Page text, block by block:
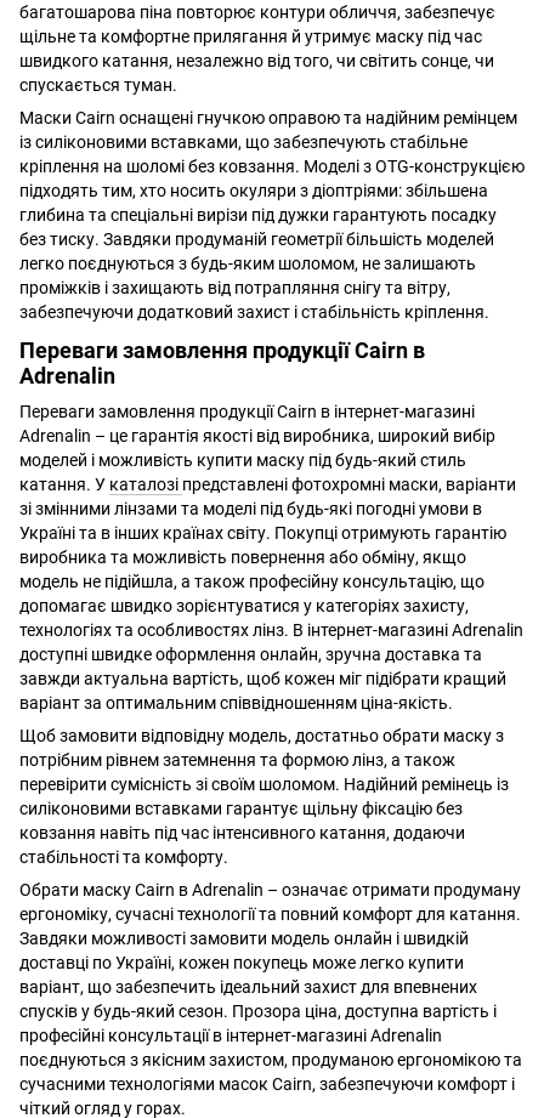
багатошарова піна повторює контури обличчя, забезпечує
щільне та комфортне прилягання й утримує маску під час
швидкого катання, незалежно від того, чи світить сонце, чи
спускається туман.
Маски Cairn оснащені гнучкою оправою та надійним ремінцем
із силіконовими вставками, що забезпечують стабільне
кріплення на шоломі без ковзання. Моделі з OTG-конструкцією
підходять тим, хто носить окуляри з діоптріями: збільшена
глибина та спеціальні вирізи під дужки гарантують посадку
без тиску. Завдяки продуманій геометрії більшість моделей
легко поєднуються з будь-яким шоломом, не залишають
проміжків і захищають від потрапляння снігу та вітру,
забезпечуючи додатковий захист і стабільність кріплення.
Переваги замовлення продукції Cairn в
Adrenalin
Переваги замовлення продукції Cairn в інтернет-магазині
Adrenalin – це гарантія якості від виробника, широкий вибір
моделей і можливість купити маску під будь-який стиль
катання. У каталозі представлені фотохромні маски, варіанти
зі змінними лінзами та моделі під будь-які погодні умови в
Україні та в інших країнах світу. Покупці отримують гарантію
виробника та можливість повернення або обміну, якщо
модель не підійшла, а також професійну консультацію, що
допомагає швидко зорієнтуватися у категоріях захисту,
технологіях та особливостях лінз. В інтернет-магазині Adrenalin
доступні швидке оформлення онлайн, зручна доставка та
завжди актуальна вартість, щоб кожен міг підібрати кращий
варіант за оптимальним співвідношенням ціна-якість.
Щоб замовити відповідну модель, достатньо обрати маску з
потрібним рівнем затемнення та формою лінз, а також
перевірити сумісність зі своїм шоломом. Надійний ремінець із
силіконовими вставками гарантує щільну фіксацію без
ковзання навіть під час інтенсивного катання, додаючи
стабільності та комфорту.
Обрати маску Cairn в Adrenalin – означає отримати продуману
ергономіку, сучасні технології та повний комфорт для катання.
Завдяки можливості замовити модель онлайн і швидкій
доставці по Україні, кожен покупець може легко купити
варіант, що забезпечить ідеальний захист для впевнених
спусків у будь-який сезон. Прозора ціна, доступна вартість і
професійні консультації в інтернет-магазині Adrenalin
поєднуються з якісним захистом, продуманою ергономікою та
сучасними технологіями масок Cairn, забезпечуючи комфорт і
чіткий огляд у горах.